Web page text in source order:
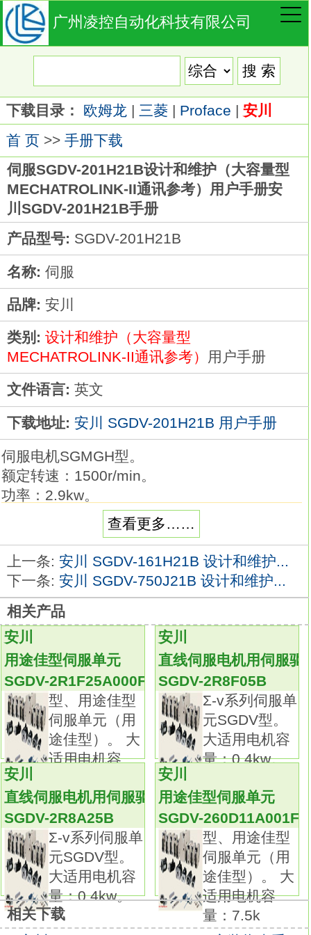
广州凌控自动化科技有限公司
下载目录： 欧姆龙 | 三菱| Proface | 安川
首 页>> 手册下载
伺服SGDV-201H21B设计和维护（大容量型
MECHATROLINK-II通讯参考）用户手册安
川SGDV-201H21B手册
产品型号: SGDV-201H21B
名称: 伺服
品牌: 安川
类别: 设计和维护（大容量型
MECHATROLINK-II通讯参考） 用户手册
文件语言: 英文
下载地址: 安川 SGDV-201H21B 用户手册
伺服电机SGMGH型。
额定转速：1500r/min。
功率：2.9kw。
电源电压：三相AC200V。
串行编码器：17位绝对值。
设计顺序：A。
轴端：锥度1/10，带平行键SGDV-201H21B用
户手册。
选购件：带DC90V制动。
高速进给系列：无负载时亦需高速运转的场
合。
主回路与控制回路的电源完全分离，
报警时可只关断主回路电源，容易维护SGDV-
201H21B
参数设定器内置。
由伺服驱动器本体可直接输入参数。
节省配线。
采用了串行编码器，编码器配线数比原产品减
少了1/2。
多合一控制：利用参数切换可别使用转矩、位
置、速度控制。伺服电机SGMAH型（转速：
3000r/min）SGDV-201H21B用户手册。
功率：50W。
电源电压：单相AC100V。
串行编码器：13位相对值。
查看更多……
上一条: 安川 SGDV-161H21B 设计和维护...
下一条: 安川 SGDV-750J21B 设计和维护...
相关产品
安川
用途佳型伺服单元
SGDV-2R1F25A000FT006
型、用途佳型
伺服单元（用
途佳型）。 大
适用电机容
安川
直线伺服电机用伺服驱
SGDV-2R8F05B
Σ-v系列伺服单
元SGDV型。
大适用电机容
量：0.4kw。
安川
直线伺服电机用伺服驱动器
SGDV-2R8A25B
Σ-v系列伺服单
元SGDV型。
大适用电机容
量：0.4kw。
安川
用途佳型伺服单元
SGDV-
型、用途佳型
伺服单元（用
途佳型）。 大
适用电机容
量：7.5k
相关下载